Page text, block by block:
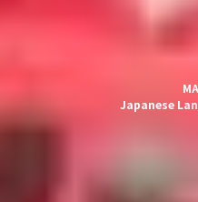
Japanese